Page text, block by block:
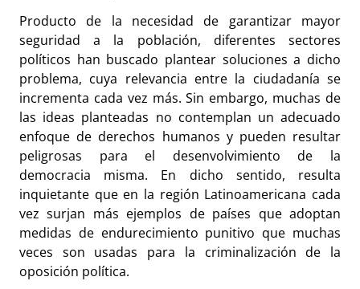
Producto de la necesidad de garantizar mayor
seguridad a la población, diferentes sectores
políticos han buscado plantear soluciones a dicho
problema, cuya relevancia entre la ciudadanía se
incrementa cada vez más. Sin embargo, muchas de
las ideas planteadas no contemplan un adecuado
enfoque de derechos humanos y pueden resultar
peligrosas para el desenvolvimiento de la
democracia misma. En dicho sentido, resulta
inquietante que en la región Latinoamericana cada
vez surjan más ejemplos de países que adoptan
medidas de endurecimiento punitivo que muchas
veces son usadas para la criminalización de la
oposición política.